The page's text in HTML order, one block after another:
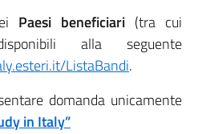
Paesi beneficiari (tra cui
alla seguente
ListaBandi.
domanda unicamente
in Italy”